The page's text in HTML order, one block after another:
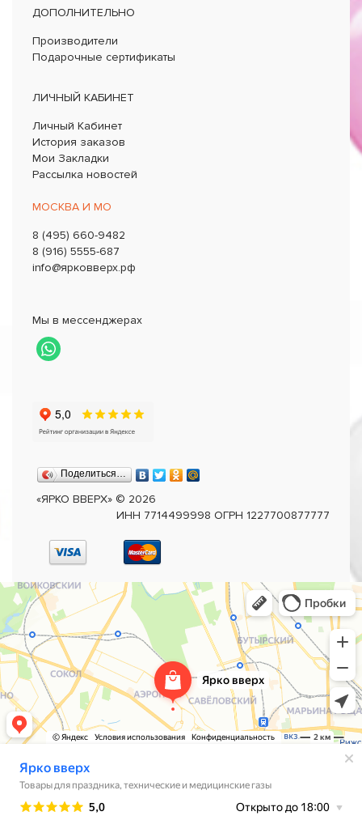
ДОПОЛНИТЕЛЬНО
Производители
Подарочные сертификаты
ЛИЧНЫЙ КАБИНЕТ
Личный Кабинет
История заказов
Мои Закладки
Рассылка новостей
МОСКВА И МО
8 (495) 660-9482
8 (916) 5555-687
info@ярковверх.рф
Мы в мессенджерах
Поделиться…
«ЯРКО ВВЕРХ» © 2026
ИНН 7714499998 ОГРН 1227700877777